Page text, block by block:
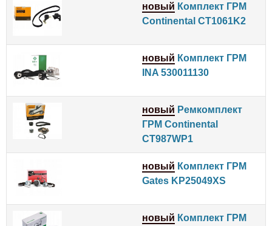
новый Комплект ГРМ
Continental CT1061K2
новый Комплект ГРМ
INA 530011130
новый Ремкомплект
ГРМ Continental
CT987WP1
новый Комплект ГРМ
Gates KP25049XS
новый Комплект ГРМ